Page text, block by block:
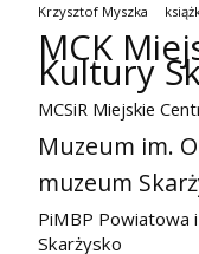
Krzysztof Myszka
MCK
Kultury
MCSiR Miejskie
Muzeum im.
muzeum
PiMBP Powiatowa
Skarżysko